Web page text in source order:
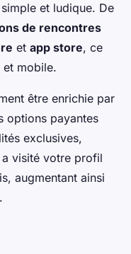
et ludique. De
de rencontres
et app store, ce
et mobile.
être enrichie par
options payantes
exclusives,
visité votre profil
augmentant ainsi
.